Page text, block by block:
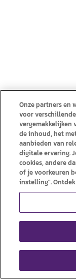
Onze partners en
voor
vergemakkelijken
de inhoud, het
aanbieden van
digitale ervaring.
cookies, andere
of je voorkeuren
instelling".